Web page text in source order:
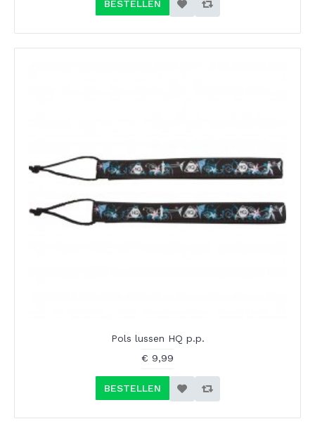
BESTELLEN
Pols lussen HQ p.p.
€ 9,99
BESTELLEN